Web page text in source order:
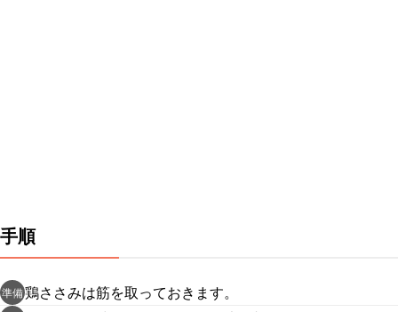
手順
準備鶏ささみは筋を取っておきます。